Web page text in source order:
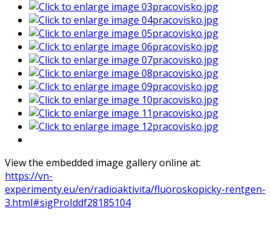
View the embedded image gallery online at:
https://vn-
experimenty.eu/en/radioaktivita/fluoroskopicky-rentgen-
3.html#sigProIddf28185104